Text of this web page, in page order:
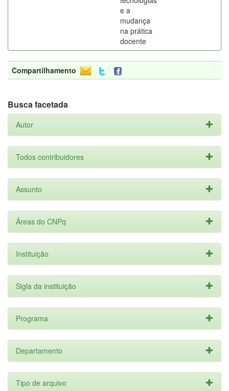
e a
mudança
na prática
docente
Compartilhamento
Busca facetada
Autor
Todos contribuidores
Assunto
Áreas do CNPq
Instituição
Sigla da instituição
Programa
Departamento
Tipo de arquivo